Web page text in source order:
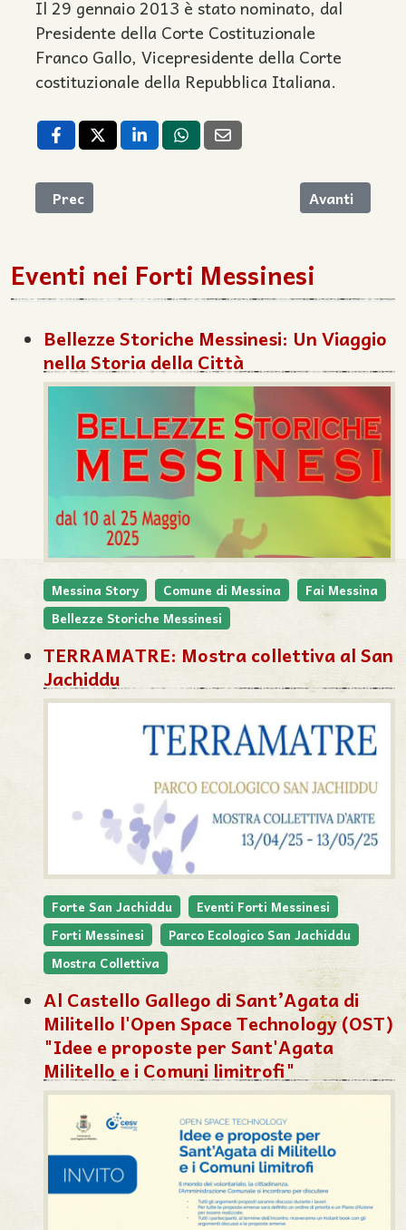
Il 29 gennaio 2013 è stato nominato, dal
Presidente della Corte Costituzionale
Franco Gallo, Vicepresidente della Corte
costituzionale della Repubblica Italiana.
Articolo precedente: Slow Food Day a Forte
Prec Articolo
Avanti
Eventi nei Forti Messinesi
Bellezze Storiche Messinesi: Un Viaggio
nella Storia della Città
Messina Story Comune di Messina
Fai Messina
Bellezze Storiche Messinesi
TERRAMATRE: Mostra collettiva al San
Jachiddu
Forte San Jachiddu
Eventi Forti Messinesi
Forti Messinesi
Parco Ecologico San Jachiddu
Mostra Collettiva
Al Castello Gallego di Sant’Agata di
Militello l'Open Space Technology (OST)
"Idee e proposte per Sant'Agata
Militello e i Comuni limitrofi"